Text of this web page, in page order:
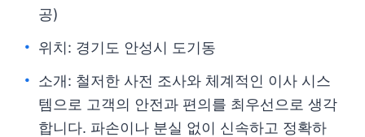
공)
위치: 경기도 안성시 도기동
소개: 철저한 사전 조사와 체계적인 이사 시스
템으로 고객의 안전과 편의를 최우선으로 생각
합니다. 파손이나 분실 없이 신속하고 정확하